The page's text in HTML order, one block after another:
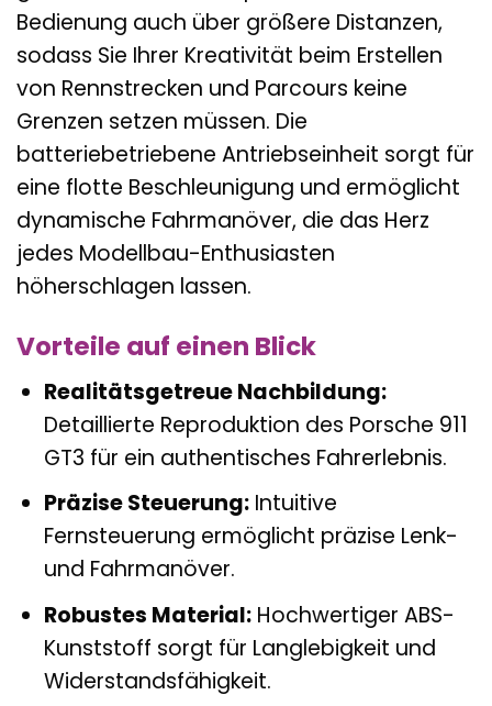
Bedienung auch über größere Distanzen,
sodass Sie Ihrer Kreativität beim Erstellen
von Rennstrecken und Parcours keine
Grenzen setzen müssen. Die
batteriebetriebene Antriebseinheit sorgt für
eine flotte Beschleunigung und ermöglicht
dynamische Fahrmanöver, die das Herz
jedes Modellbau-Enthusiasten
höherschlagen lassen.
Vorteile auf einen Blick
Realitätsgetreue Nachbildung:
Detaillierte Reproduktion des Porsche 911
GT3 für ein authentisches Fahrerlebnis.
Präzise Steuerung:Intuitive
Fernsteuerung ermöglicht präzise Lenk-
und Fahrmanöver.
Robustes Material:Hochwertiger ABS-
Kunststoff sorgt für Langlebigkeit und
Widerstandsfähigkeit.